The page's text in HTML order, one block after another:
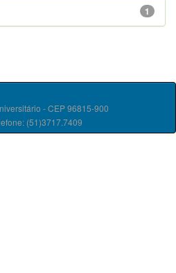
1
- CEP 96815-900
(51)3717.7409